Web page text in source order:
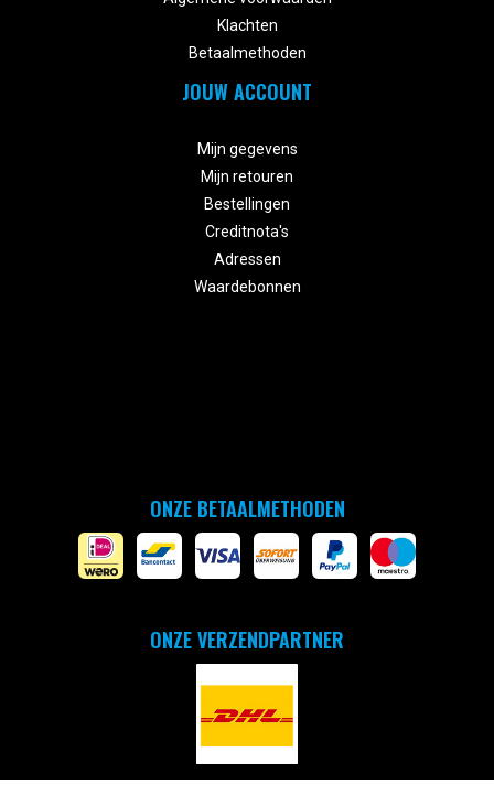
Klachten
Betaalmethoden
JOUW ACCOUNT
Mijn gegevens
Mijn retouren
Bestellingen
Creditnota's
Adressen
Waardebonnen
ONZE BETAALMETHODEN
ONZE VERZENDPARTNER